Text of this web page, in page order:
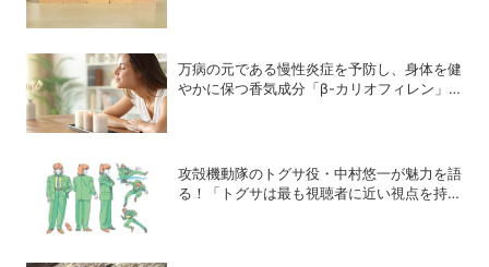
万病の元である慢性炎症を予防し、身体を健
やかに保つ香気成分「β-カリオフィレン」
攻殻機動隊のトグサ役・中村悠一が魅力を語
る！「トグサは最も視聴者に近い視点を持っ